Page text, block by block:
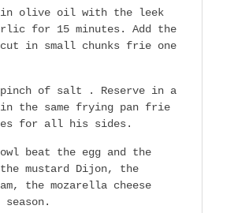
in olive oil with the leek
for 15 minutes. Add the
cut in small chunks frie one
pinch of salt . Reserve in a
the same frying pan frie
for all his sides.
beat the egg and the
mustard Dijon, the
the mozarella cheese
season.